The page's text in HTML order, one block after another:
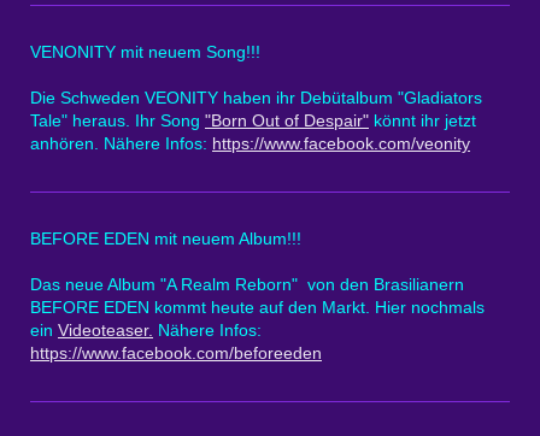
VENONITY mit neuem Song!!!
Die Schweden VEONITY haben ihr Debütalbum "Gladiators
Tale" heraus. Ihr Song "Born Out of Despair" könnt ihr jetzt
anhören. Nähere Infos: https://www.facebook.com/veonity
BEFORE EDEN mit neuem Album!!!
Das neue Album "A Realm Reborn" von den Brasilianern
BEFORE EDEN kommt heute auf den Markt. Hier nochmals
ein Videoteaser. Nähere Infos:
https://www.facebook.com/beforeeden